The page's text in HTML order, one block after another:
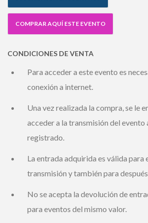
COMPRAR AQUÍ ESTE EVENTO
CONDICIONES DE VENTA
Para acceder a este evento es
conexión a internet.
Una vez realizada la compra, se le
acceder a la transmisión del evento
registrado.
La entrada adquirida es válida para
transmisión y también para después
No se acepta la devolución de
para eventos del mismo valor.